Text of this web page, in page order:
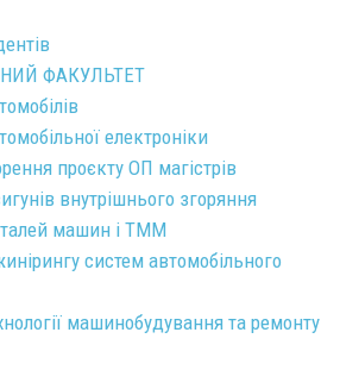
ФАКУЛЬТЕТ
електроніки
проєкту ОП магістрів
внутрішнього згоряння
машин і ТММ
систем автомобільного
машинобудування та ремонту